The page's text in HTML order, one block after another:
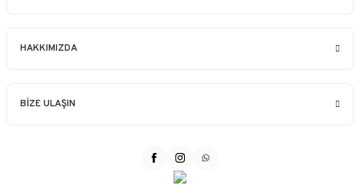
HAKKIMIZDA
BİZE ULAŞIN